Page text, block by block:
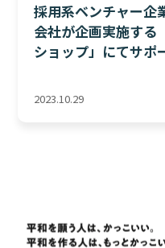
採用系ベンチャー企
会社が企画実施する
ショップ」にてサポ
2023.10.29